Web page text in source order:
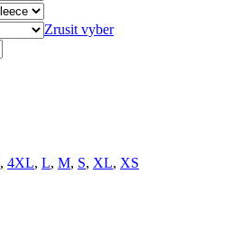
Zrusit vyber
, 4XL, L, M, S, XL, XS